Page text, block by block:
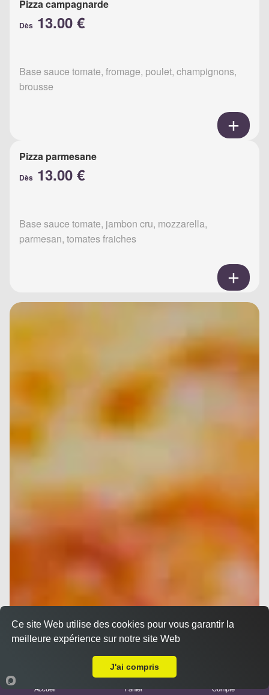
Pizza campagnarde
Dès 13.00 €
Base sauce tomate, fromage, poulet, champignons,
brousse
Pizza parmesane
Dès 13.00 €
Base sauce tomate, jambon cru, mozzarella,
parmesan, tomates fraiches
Accueil Panier Compte
Ce site Web utilise des cookies pour vous garantir la
meilleure expérience sur notre site Web
J'ai compris